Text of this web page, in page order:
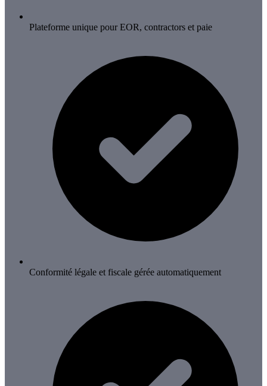
Plateforme unique pour EOR, contractors et paie
Conformité légale et fiscale gérée automatiquement